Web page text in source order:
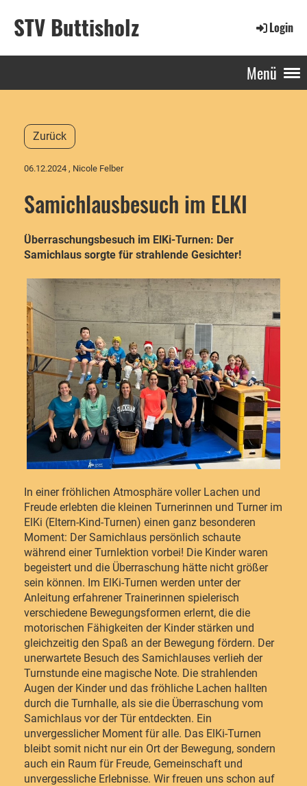
STV Buttisholz Login
Menü
Zurück
06.12.2024 , Nicole Felber
Samichlausbesuch im ELKI
Überraschungsbesuch im ElKi-Turnen: Der
Samichlaus sorgte für strahlende Gesichter!
In einer fröhlichen Atmosphäre voller Lachen und
Freude erlebten die kleinen Turnerinnen und Turner im
ElKi (Eltern-Kind-Turnen) einen ganz besonderen
Moment: Der Samichlaus persönlich schaute
während einer Turnlektion vorbei! Die Kinder waren
begeistert und die Überraschung hätte nicht größer
sein können. Im ElKi-Turnen werden unter der
Anleitung erfahrener Trainerinnen spielerisch
verschiedene Bewegungsformen erlernt, die die
motorischen Fähigkeiten der Kinder stärken und
gleichzeitig den Spaß an der Bewegung fördern. Der
unerwartete Besuch des Samichlauses verlieh der
Turnstunde eine magische Note. Die strahlenden
Augen der Kinder und das fröhliche Lachen hallten
durch die Turnhalle, als sie die Überraschung vom
Samichlaus vor der Tür entdeckten. Ein
unvergesslicher Moment für alle. Das ElKi-Turnen
bleibt somit nicht nur ein Ort der Bewegung, sondern
auch ein Raum für Freude, Gemeinschaft und
unvergessliche Erlebnisse. Wir freuen uns schon auf